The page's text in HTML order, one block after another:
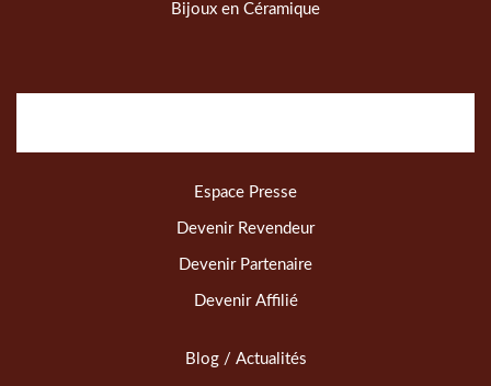
Bijoux en Céramique
Espace Presse
Devenir Revendeur
Devenir Partenaire
Devenir Affilié
Blog / Actualités